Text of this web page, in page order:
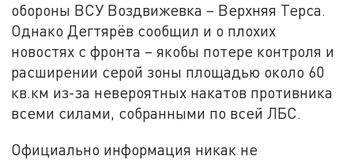
обороны ВСУ Воздвижевка – Верхняя Терса.
Однако Дегтярёв сообщил и о плохих
новостях с фронта – якобы потере контроля и
расширении серой зоны площадью около 60
кв.км из-за невероятных накатов противника
всеми силами, собранными по всей ЛБС.
Официально информация никак не